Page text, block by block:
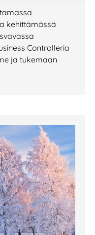
kehittämässä
Controlleria
ja tukemaan